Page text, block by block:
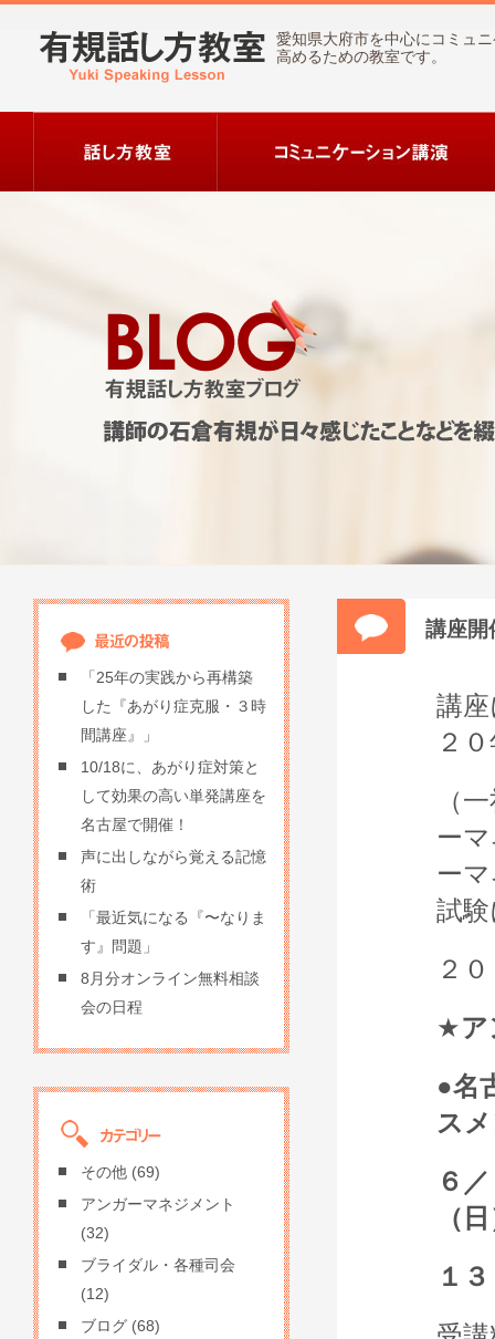
愛知県大府市を中心にコミュ
高めるための教室です。
講座開
講
２
（
ー
ー
試
２
★
●名
ス
６
（
１
「25年の実践から再構築
した『あがり症克服・３時
間講座』」
10/18に、あがり症対策と
して効果の高い単発講座を
名古屋で開催！
声に出しながら覚える記憶
術
「最近気になる『〜なりま
す』問題」
8月分オンライン無料相談
会の日程
その他 (69)
アンガーマネジメント
(32)
ブライダル・各種司会
(12)
ブログ (68)